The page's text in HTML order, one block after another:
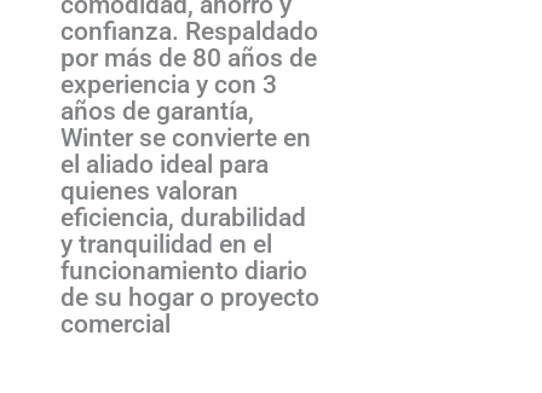
confianza. Respaldado
por más de 80 años de
experiencia y con 3
años de garantía,
Winter se convierte en
el aliado ideal para
quienes valoran
eficiencia, durabilidad
y tranquilidad en el
funcionamiento diario
de su hogar o proyecto
comercial